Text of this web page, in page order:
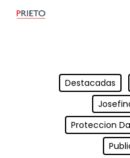
Destacadas
Proteccion